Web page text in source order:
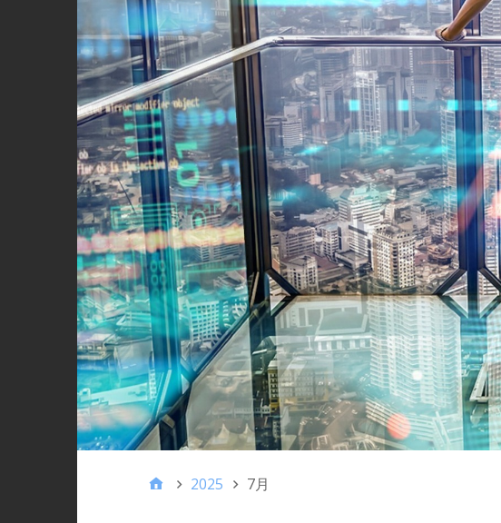
2025 7月